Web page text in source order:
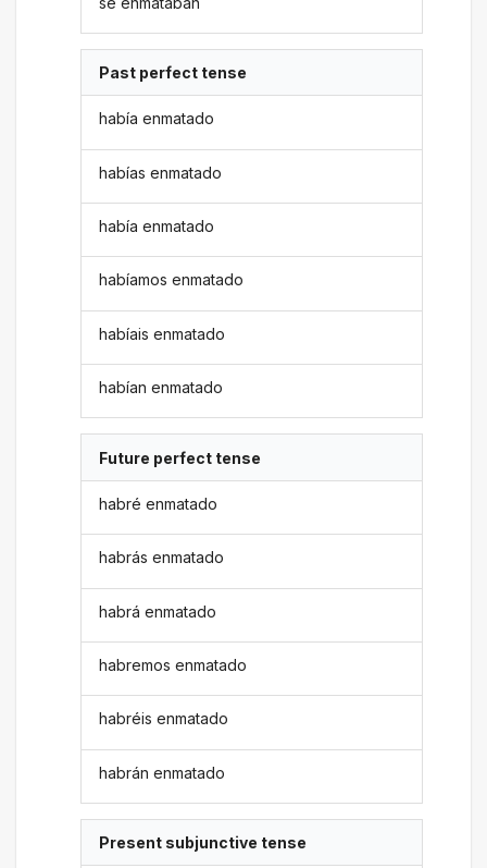
Past perfect tense
había enmatado
habías enmatado
había enmatado
habíamos enmatado
habíais enmatado
habían enmatado
Future perfect tense
habré enmatado
habrás enmatado
habrá enmatado
habremos enmatado
habréis enmatado
habrán enmatado
Present subjunctive tense